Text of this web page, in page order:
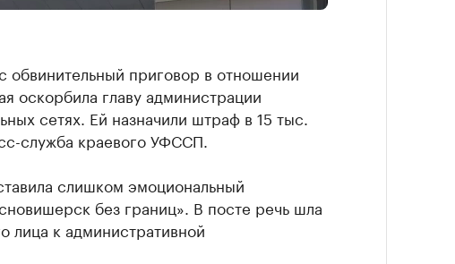
приговор в отношении
оскорбила главу администрации
сетях. Ей назначили штраф в 15 тыс.
служба краевого УФССП.
слишком эмоциональный
без границ». В посте речь шла
лица к административной